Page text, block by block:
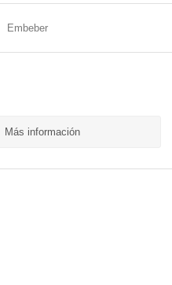
Embeber
Más información